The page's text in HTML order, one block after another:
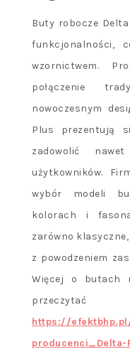
Buty robocze
funkcjonalności,
wzornictwem.
połączenie
nowoczesnym
Plus prezentują
zadowolić
użytkowników.
wybór modeli
kolorach i
zarówno
z powodzeniem
Więcej o butach
https://
producenci_Delta-